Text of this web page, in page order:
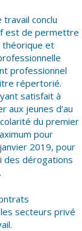
conclu
est de permettre
théorique et
professionnel
répertorié.
satisfait à
aux jeunes d’au
du premier
pour
janvier 2019, pour
des dérogations
secteurs privé